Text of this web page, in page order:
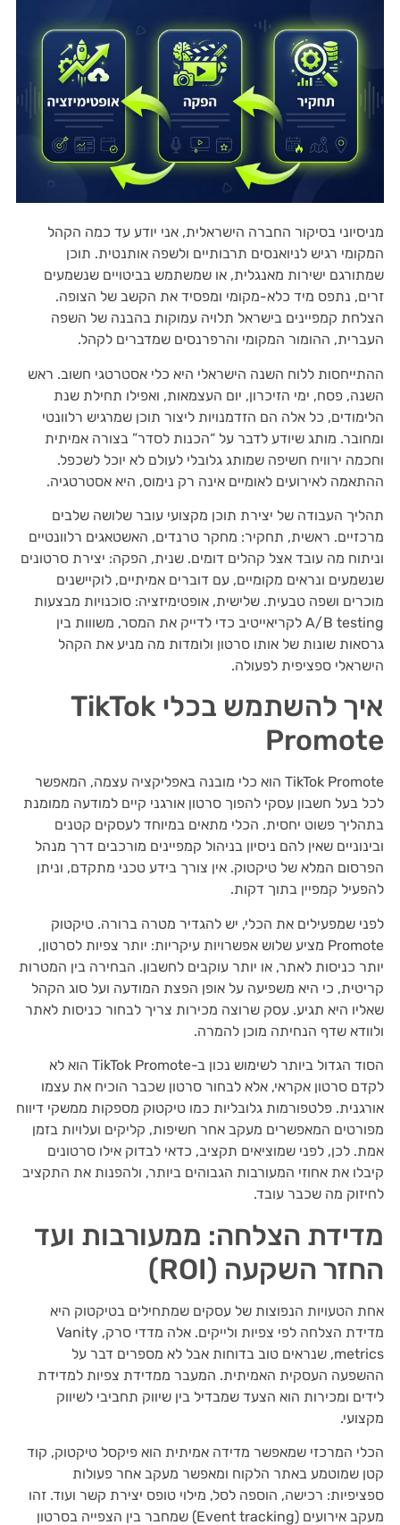
מניסיוני בסיקור החברה הישראלית, אני יודע עד כמה הקהל
המקומי רגיש לניואנסים תרבותיים ולשפה אותנטית. תוכן
שמתורגם ישירות מאנגלית, או שמשתמש בביטויים שנשמעים
זרים, נתפס מיד כלא-מקומי ומפסיד את הקשב של הצופה.
הצלחת קמפיינים בישראל תלויה עמוקות בהבנה של השפה
העברית, ההומור המקומי והרפרנסים שמדברים לקהל.
ההתייחסות ללוח השנה הישראלי היא כלי אסטרטגי חשוב. ראש
השנה, פסח, ימי הזיכרון, יום העצמאות, ואפילו תחילת שנת
הלימודים, כל אלה הם הזדמנויות ליצור תוכן שמרגיש רלוונטי
ומחובר. מותג שיודע לדבר על “הכנות לסדר” בצורה אמיתית
וחכמה ירוויח חשיפה שמותג גלובלי לעולם לא יוכל לשכפל.
ההתאמה לאירועים לאומיים אינה רק נימוס, היא אסטרטגיה.
תהליך העבודה של יצירת תוכן מקצועי עובר שלושה שלבים
מרכזיים. ראשית, תחקיר: מחקר טרנדים, האשטאגים רלוונטיים
וניתוח מה עובד אצל קהלים דומים. שנית, הפקה: יצירת סרטונים
שנשמעים ונראים מקומיים, עם דוברים אמיתיים, לוקיישנים
מוכרים ושפה טבעית. שלישית, אופטימיזציה: סוכנויות מבצעות
A/B testing לקריאייטיב כדי לדייק את המסר, משווות בין
גרסאות שונות של אותו סרטון ולומדות מה מניע את הקהל
הישראלי ספציפית לפעולה.
איך להשתמש בכלי TikTok
Promote
TikTok Promote הוא כלי מובנה באפליקציה עצמה, המאפשר
לכל בעל חשבון עסקי להפוך סרטון אורגני קיים למודעה ממומנת
בתהליך פשוט יחסית. הכלי מתאים במיוחד לעסקים קטנים
ובינוניים שאין להם ניסיון בניהול קמפיינים מורכבים דרך מנהל
הפרסום המלא של טיקטוק. אין צורך בידע טכני מתקדם, וניתן
להפעיל קמפיין בתוך דקות.
לפני שמפעילים את הכלי, יש להגדיר מטרה ברורה. טיקטוק
Promote מציע שלוש אפשרויות עיקריות: יותר צפיות לסרטון,
יותר כניסות לאתר, או יותר עוקבים לחשבון. הבחירה בין המטרות
קריטית, כי היא משפיעה על אופן הפצת המודעה ועל סוג הקהל
שאליו היא תגיע. עסק שרוצה מכירות צריך לבחור כניסות לאתר
ולוודא שדף הנחיתה מוכן להמרה.
הסוד הגדול ביותר לשימוש נכון ב-TikTok Promote הוא לא
לקדם סרטון אקראי, אלא לבחור סרטון שכבר הוכיח את עצמו
אורגנית. פלטפורמות גלובליות כמו טיקטוק מספקות ממשקי דיווח
מפורטים המאפשרים מעקב אחר חשיפות, קליקים ועלויות בזמן
אמת. לכן, לפני שמוציאים תקציב, כדאי לבדוק אילו סרטונים
קיבלו את אחוזי המעורבות הגבוהים ביותר, ולהפנות את התקציב
לחיזוק מה שכבר עובד.
מדידת הצלחה: ממעורבות ועד
החזר השקעה (ROI)
אחת הטעויות הנפוצות של עסקים שמתחילים בטיקטוק היא
מדידת הצלחה לפי צפיות ולייקים. אלה מדדי סרק, Vanity
metrics, שנראים טוב בדוחות אבל לא מספרים דבר על
ההשפעה העסקית האמיתית. המעבר ממדידת צפיות למדידת
לידים ומכירות הוא הצעד שמבדיל בין שיווק תחביבי לשיווק
מקצועי.
הכלי המרכזי שמאפשר מדידה אמיתית הוא פיקסל טיקטוק, קוד
קטן שמוטמע באתר הלקוח ומאפשר מעקב אחר פעולות
ספציפיות: רכישה, הוספה לסל, מילוי טופס יצירת קשר ועוד. זהו
מעקב אירועים (Event tracking) שמחבר בין הצפייה בסרטון